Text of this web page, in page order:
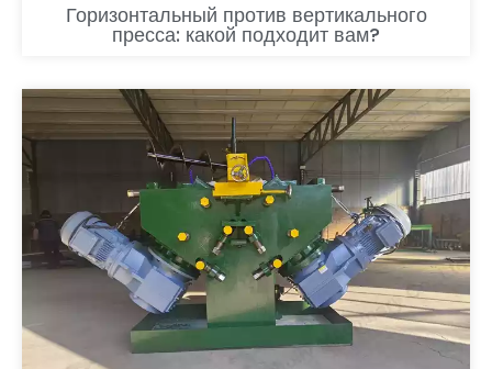
Горизонтальный против вертикального
пресса: какой подходит вам?